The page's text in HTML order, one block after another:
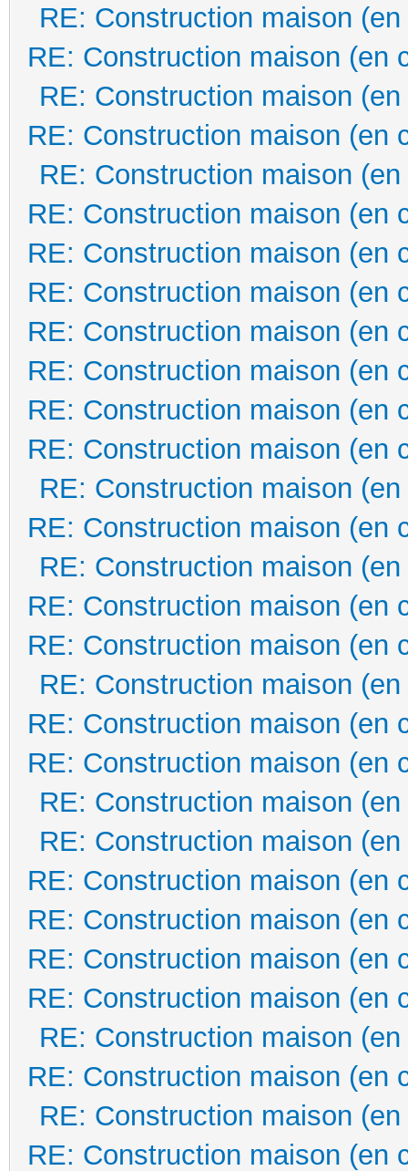
RE: Construction maison
RE: Construction maison (en
RE: Construction maison
RE: Construction maison (en
RE: Construction maison
RE: Construction maison (en
RE: Construction maison (en
RE: Construction maison (en
RE: Construction maison (en
RE: Construction maison (en
RE: Construction maison (en
RE: Construction maison (en
RE: Construction maison
RE: Construction maison (en
RE: Construction maison
RE: Construction maison (en
RE: Construction maison (en
RE: Construction maison
RE: Construction maison (en
RE: Construction maison (en
RE: Construction maison
RE: Construction maison
RE: Construction maison (en
RE: Construction maison (en
RE: Construction maison (en
RE: Construction maison (en
RE: Construction maison
RE: Construction maison (en
RE: Construction maison
RE: Construction maison (en